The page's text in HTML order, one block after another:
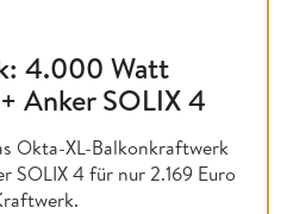
4.000 Watt
Anker SOLIX 4
Okta-XL-Balkonkraftwerk
4 für nur 2.169 Euro